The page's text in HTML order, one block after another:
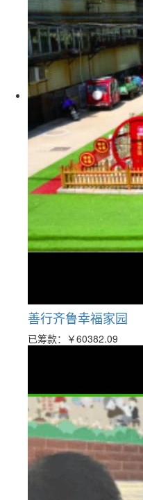
善行齐鲁幸福家园
已筹款： ￥60382.09